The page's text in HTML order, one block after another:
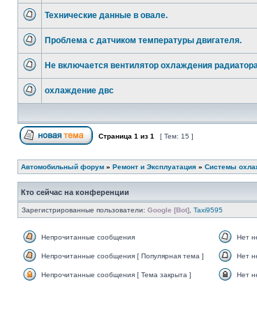
Технические данные в овале.
Проблема с датчиком температуры двигателя.
Не включается вентилятор охлаждения
охлаждение двс
Страница 1 из 1 [ Тем: 15 ]
Автомобильный форум » Ремонт и Эксплуатация » Системы
Кто сейчас на конференции
Зарегистрированные пользователи: Google [Bot] Taxi9595
Непрочитанные сообщения Нет
Непрочитанные сообщения [ Популярная тема ] Нет
Непрочитанные сообщения [ Тема закрыта ] Нет